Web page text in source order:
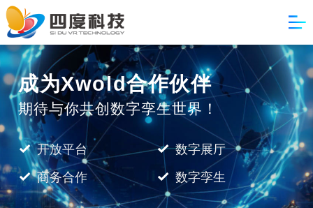
成为Xwold合作伙伴
期待与你共创数字孪生世界！
开放平台
数字展厅
商务合作
数字孪生